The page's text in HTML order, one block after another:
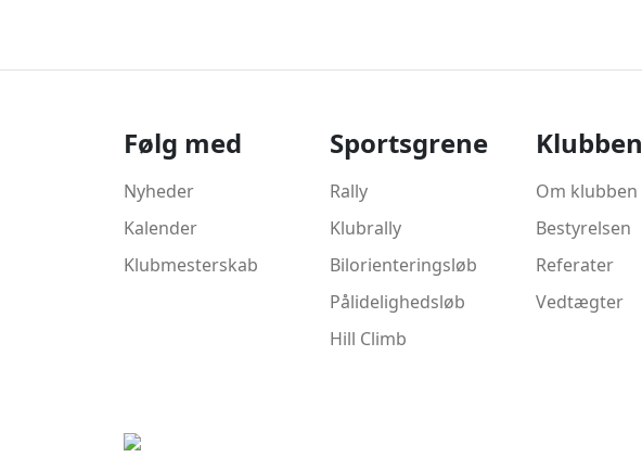
Følg med
Nyheder
Kalender
Klubmesterskab
Sportsgrene
Rally
Klubrally
Bilorienteringsløb
Pålidelighedsløb
Hill Climb
Klubben
Om klubben
Bestyrelsen
Referater
Vedtægter